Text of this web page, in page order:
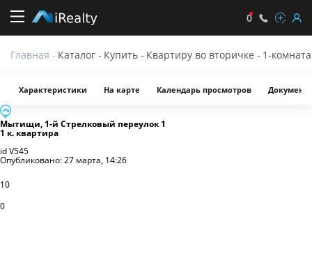
0
квартиры
Главная - Каталог - Купить - Квартиру во вторичке - 1-комната
Характеристики На карте Календарь просмотров
Мытищи, 1-й Стрелковый переулок 1
1 к. квартира
idV545
Опубликовано: 27 марта, 14:26
10
0